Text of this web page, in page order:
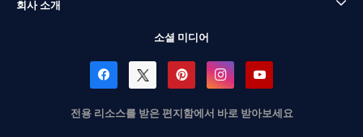
회사 소개
소셜 미디어
전용 리소스를 받은 편지함에서 바로 받아보세요